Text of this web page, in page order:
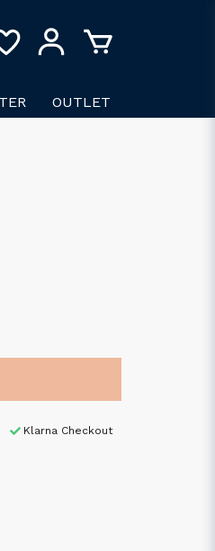
OUTLET
Klarna Checkout